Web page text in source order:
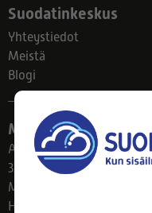
Suodatinkeskus
Yhteystiedot
Meistä
Blogi
Myymälä
Ahlmanintie 61
33800 Tampere
Ma–Pe 8–17
Huom! Myymälän